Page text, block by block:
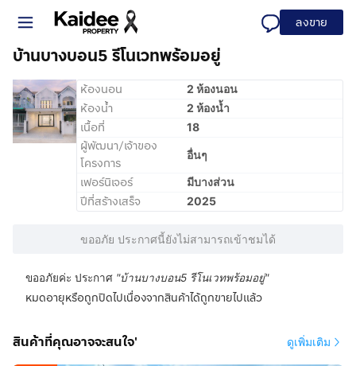
ลงขาย
บ้านบางบอน5 รีโนเวทพร้อมอยู่
ห้องนอน 2 ห้องนอน
ห้องน้ำ 2 ห้องน้ำ
เนื้อที่ 18
ผู้พัฒนา/เจ้าของ
โครงการ
อื่นๆ
เฟอร์นิเจอร์ มีบางส่วน
ปีที่สร้างเสร็จ 2025
ขออภัย ประกาศนี้ยังไม่สามารถเข้าชมได้
ขออภัยค่ะ ประกาศ "บ้านบางบอน5 รีโนเวทพร้อมอยู่"
หมดอายุหรือถูกปิดไปเนื่องจากสินค้าได้ถูกขายไปแล้ว
สินค้าที่คุณอาจจะสนใจ' ดูเพิ่มเติม